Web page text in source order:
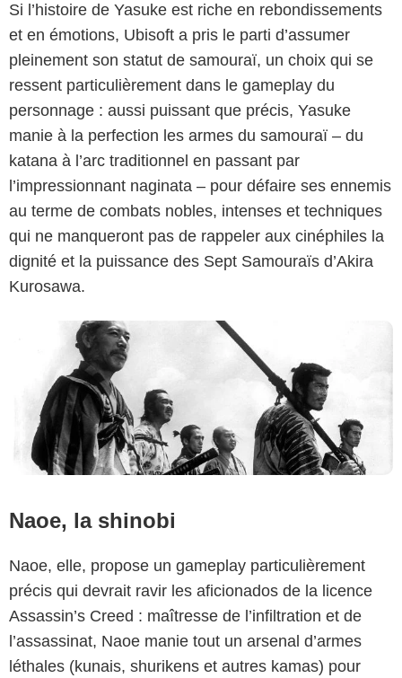
Si l’histoire de Yasuke est riche en rebondissements
et en émotions, Ubisoft a pris le parti d’assumer
pleinement son statut de samouraï, un choix qui se
ressent particulièrement dans le gameplay du
personnage : aussi puissant que précis, Yasuke
manie à la perfection les armes du samouraï – du
katana à l’arc traditionnel en passant par
l’impressionnant naginata – pour défaire ses ennemis
au terme de combats nobles, intenses et techniques
qui ne manqueront pas de rappeler aux cinéphiles la
dignité et la puissance des Sept Samouraïs d’Akira
Kurosawa.
Naoe, la shinobi
Naoe, elle, propose un gameplay particulièrement
précis qui devrait ravir les aficionados de la licence
Assassin’s Creed : maîtresse de l’infiltration et de
l’assassinat, Naoe manie tout un arsenal d’armes
léthales (kunais, shurikens et autres kamas) pour